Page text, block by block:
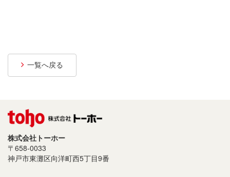
サイトマップ
一覧へ戻る
株式会社トーホー
〒658-0033
神戸市東灘区向洋町西5丁目9番